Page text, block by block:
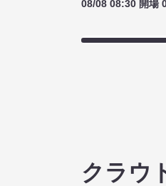
08/08 08:30 開場
クラウ